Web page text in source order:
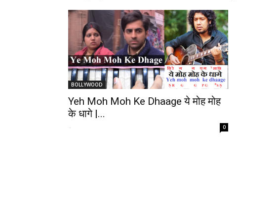
BOLLYWOOD
Yeh Moh Moh Ke Dhaage ये मोह मोह
के धागे |...
- 0